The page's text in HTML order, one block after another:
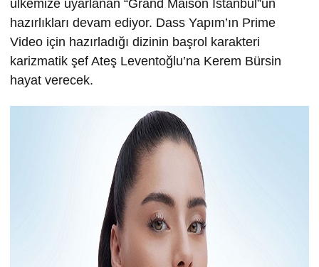
ülkemize uyarlanan “Grand Maison İstanbul”un
hazırlıkları devam ediyor. Dass Yapım’ın Prime
Video için hazırladığı dizinin başrol karakteri
karizmatik şef Ateş Leventoğlu’na Kerem Bürsin
hayat verecek.